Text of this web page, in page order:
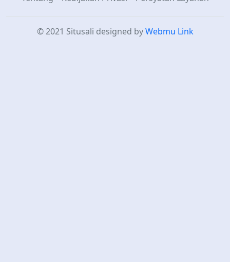
© 2021 Situsali designed byWebmu Link